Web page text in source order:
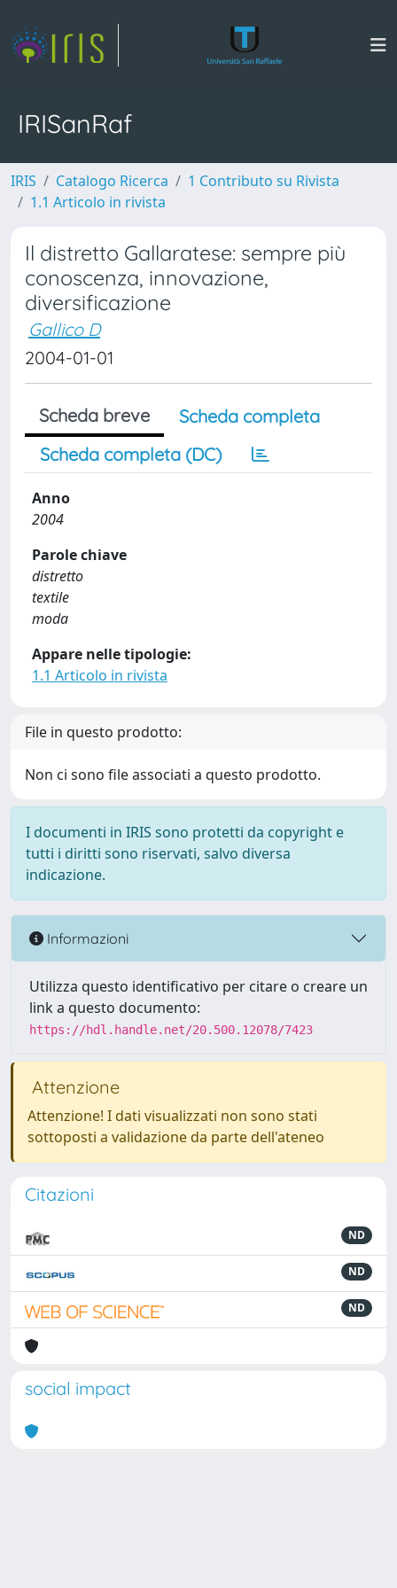
IRISanRaf
IRIS Catalogo Ricerca
1 Contributo su Rivista
1.1 Articolo in rivista
Il distretto Gallaratese: sempre più
conoscenza, innovazione,
diversificazione
Gallico D
2004-01-01
Scheda breve
Scheda completa
Scheda completa (DC)
Anno
2004
Parole chiave
distretto
textile
moda
Appare nelle tipologie:
1.1 Articolo in rivista
File in questo prodotto:
Non ci sono file associati a questo prodotto.
I documenti in IRIS sono protetti da copyright e
tutti i diritti sono riservati, salvo diversa
indicazione.
Informazioni
Utilizza questo identificativo per citare o creare un
link a questo documento:
https://hdl.handle.net/20.500.12078/7423
Attenzione
Attenzione! I dati visualizzati non sono stati
sottoposti a validazione da parte dell'ateneo
Citazioni
ND
ND
ND
social impact